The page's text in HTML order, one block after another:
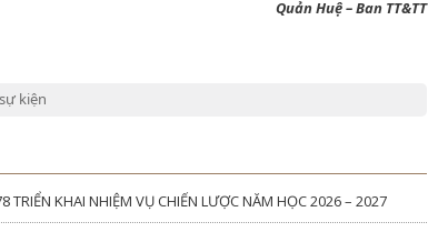
Quản Huệ – Ban TT&TT
kiện
KHAI NHIỆM VỤ CHIẾN LƯỢC NĂM HỌC 2026 – 2027